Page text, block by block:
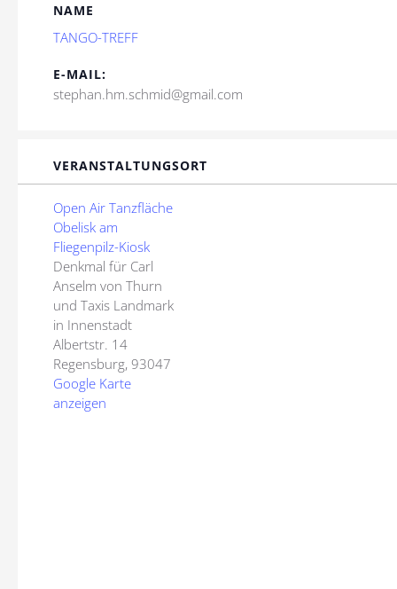
NAME
TANGO-TREFF
E-MAIL:
stephan.hm.schmid@gmail.com
VERANSTALTUNGSORT
Open Air Tanzfläche
Obelisk am
Fliegenpilz-Kiosk
Denkmal für Carl
Anselm von Thurn
und Taxis Landmark
in Innenstadt
Albertstr. 14
Regensburg, 93047
Google Karte
anzeigen